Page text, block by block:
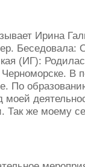
Ирина
Беседовала:
(ИГ):
Черноморске. В
По
моей
Так же моему